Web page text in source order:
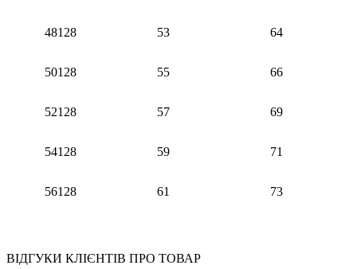
48128 53 64
50128 55 66
52128 57 69
54128 59 71
56128 61 73
ВІДГУКИ КЛІЄНТІВ ПРО ТОВАР